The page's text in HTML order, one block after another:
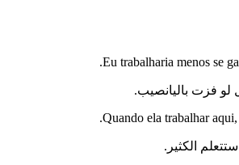
Eu trabalharia menos se
فزت باليانصيب.
Quando ela trabalhar
الكثير.